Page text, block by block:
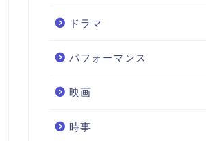
ドラマ
パフォーマンス
映画
時事